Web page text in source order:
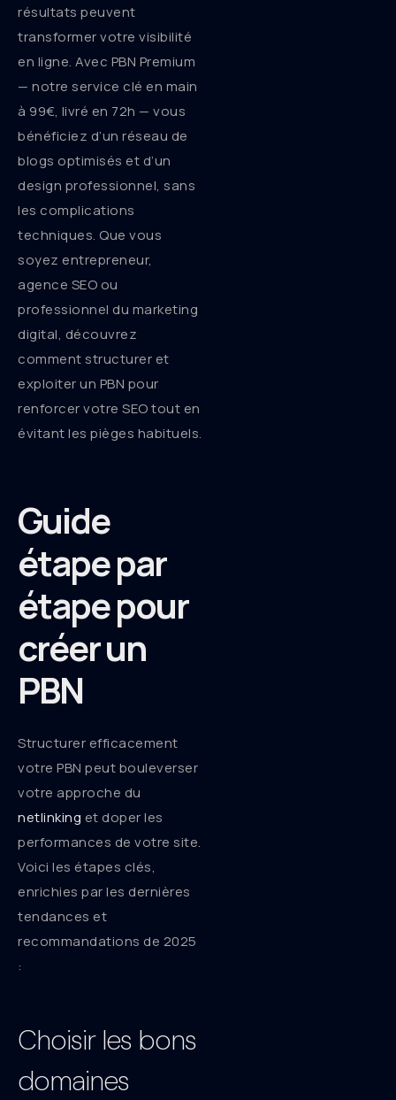
résultats peuvent
transformer votre visibilité
en ligne. Avec PBN Premium
— notre service clé en main
à 99€, livré en 72h — vous
bénéficiez d’un réseau de
blogs optimisés et d’un
design professionnel, sans
les complications
techniques. Que vous
soyez entrepreneur,
agence SEO ou
professionnel du marketing
digital, découvrez
comment structurer et
exploiter un PBN pour
renforcer votre SEO tout en
évitant les pièges habituels.
Guide
étape par
étape pour
créer un
PBN
Structurer efficacement
votre PBN peut bouleverser
votre approche du
netlinking et doper les
performances de votre site.
Voici les étapes clés,
enrichies par les dernières
tendances et
recommandations de 2025
:
Choisir les bons
domaines